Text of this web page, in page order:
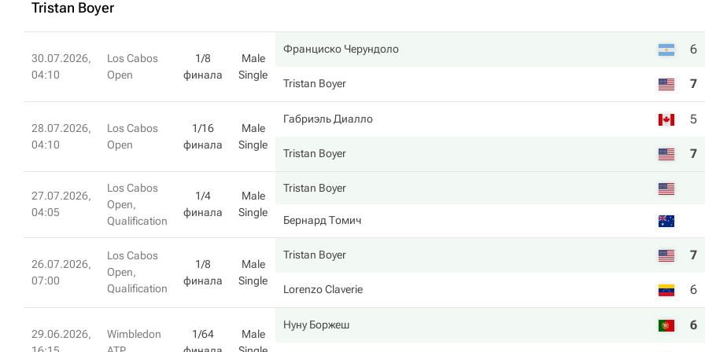
Tristan Boyer
30.07.2026,
04:10
Los Cabos
Open
1/8
финала
Male
Single
Франциско Черундоло 6
Tristan Boyer 7
28.07.2026,
04:10
Los Cabos
Open
1/16
финала
Male
Single
Габриэль Диалло 5
Tristan Boyer 7
27.07.2026,
04:05
Los Cabos
Open,
Qualification
1/4
финала
Male
Single
Tristan Boyer
Бернард Томич
26.07.2026,
07:00
Los Cabos
Open,
Qualification
1/8
финала
Male
Single
Tristan Boyer 7
Lorenzo Claverie 6
29.06.2026,
Wimbledon
1/64
Male
Нуну Боржеш 6